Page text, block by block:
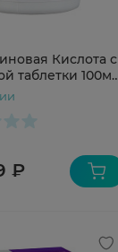
Кислота с
таблетки 100мг
₽